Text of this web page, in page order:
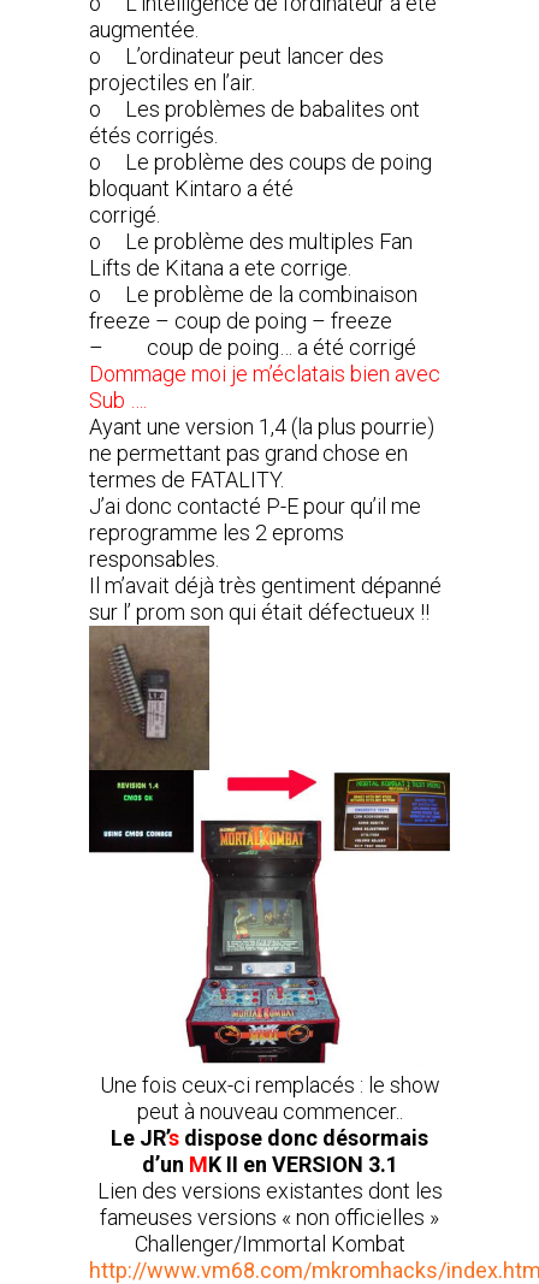
augmentée.
o L’ordinateur peut lancer des
projectiles en l’air.
o Les problèmes de babalites ont
étés corrigés.
o Le problème des coups de poing
bloquant Kintaro a été
corrigé.
o Le problème des multiples Fan
Lifts de Kitana a ete corrige.
o Le problème de la combinaison
freeze – coup de poing – freeze
– coup de poing… a été corrigé
Dommage moi je m’éclatais bien avec
Sub ….
Ayant une version 1,4 (la plus pourrie)
ne permettant pas grand chose en
termes de FATALITY.
J’ai donc contacté P-E pour qu’il me
reprogramme les 2 eproms
responsables.
Il m’avait déjà très gentiment dépanné
sur l’ prom son qui était défectueux !!
Une fois ceux-ci remplacés : le show
peut à nouveau commencer..
Le JR’s dispose donc désormais
d’un MK II en VERSION 3.1
Lien des versions existantes dont les
fameuses versions « non officielles »
Challenger/Immortal Kombat
http://www.vm68.com/mkromhacks/